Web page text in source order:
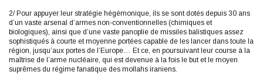
2/ Pour appuyer leur stratégie hégémonique, ils se sont dotés depuis 30 ans
d’un vaste arsenal d’armes non-conventionnelles (chimiques et
biologiques), ainsi que d’une vaste panoplie de missiles balistiques assez
sophistiqués à courte et moyenne portées capable de les lancer dans toute la
région, jusqu’aux portes de l’Europe… Et ce, en poursuivant leur course à la
maîtrise de l’arme nucléaire, qui est devenue à la fois le but et le moyen
suprêmes du régime fanatique des mollahs iraniens.